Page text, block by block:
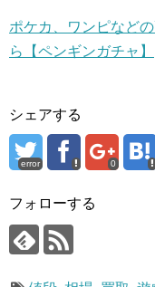
ポケカ、ワンピなど
ら【ペンギンガチャ】
シェアする
error 0
フォローする